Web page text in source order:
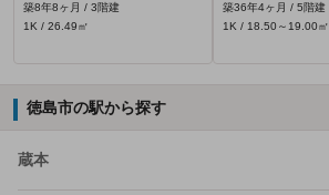
築8年8ヶ月 / 3階建
1K / 26.49㎡
築36年4ヶ月 / 5階建
1K / 18.50～19.00㎡
徳島市の駅から探す
蔵本